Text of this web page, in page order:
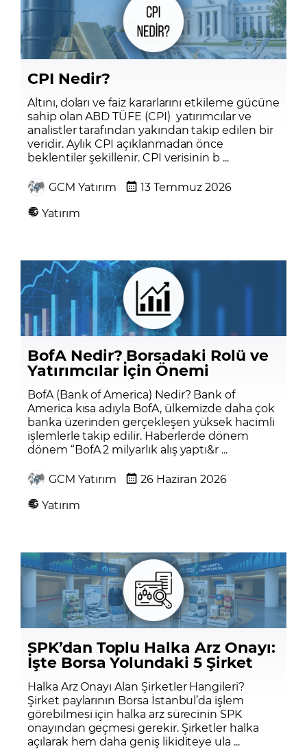
CPI Nedir?
Altını, doları ve faiz kararlarını etkileme gücüne
sahip olan ABD TÜFE (CPI) yatırımcılar ve
analistler tarafından yakından takip edilen bir
veridir. Aylık CPI açıklanmadan önce
beklentiler şekillenir. CPI verisinin b ...
GCM Yatırım
13 Temmuz 2026
Yatırım
BofA Nedir? Borsadaki Rolü ve
Yatırımcılar İçin Önemi
BofA (Bank of America) Nedir? Bank of
America kısa adıyla BofA, ülkemizde daha çok
banka üzerinden gerçekleşen yüksek hacimli
işlemlerle takip edilir. Haberlerde dönem
dönem “BofA 2 milyarlık alış yaptı&r ...
GCM Yatırım
26 Haziran 2026
Yatırım
SPK’dan Toplu Halka Arz Onayı:
İşte Borsa Yolundaki 5 Şirket
Halka Arz Onayı Alan Şirketler Hangileri?
Şirket paylarının Borsa İstanbul’da işlem
görebilmesi için halka arz sürecinin SPK
onayından geçmesi gerekir. Şirketler halka
açılarak hem daha geniş likiditeye ula ...